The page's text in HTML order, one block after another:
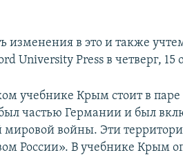
изменения в это и также
University Press в четверг, 15
учебнике Крым стоит в
частью Германии и был
мировой войны. Эти
России». В учебнике Крым